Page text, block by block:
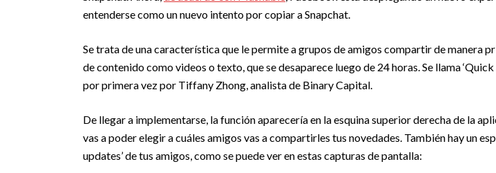
entenderse como un nuevo intento por copiar a Snapchat.
Se trata de una característica que le permite a grupos de amigos compartir de manera
de contenido como videos o texto, que se desaparece luego de 24 horas. Se llama
por primera vez por Tiffany Zhong, analista de Binary Capital.
De llegar a implementarse, la función aparecería en la esquina superior derecha de la
vas a poder elegir a cuáles amigos vas a compartirles tus novedades. También hay un
updates’ de tus amigos, como se puede ver en estas capturas de pantalla: